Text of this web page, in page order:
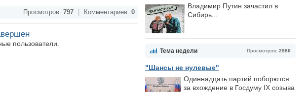
Владимир Путин зачастил в
Сибирь...
Просмотров: 2986
Тема недели
"Шансы не нулевые"
Одиннадцать партий поборются
за вхождение в Госдуму IX созыва
Просмотров: 797 Комментариев: 0
пользователи.